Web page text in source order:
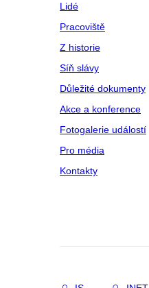
Lidé
Pracoviště
Z historie
Síň slávy
Důležité dokumenty
Akce a konference
Fotogalerie událostí
Pro média
Kontakty